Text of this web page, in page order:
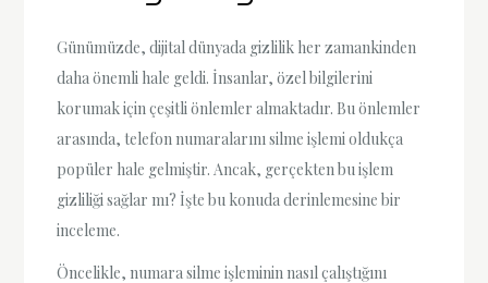
Günümüzde, dijital dünyada gizlilik her zamankinden
daha önemli hale geldi. İnsanlar, özel bilgilerini
korumak için çeşitli önlemler almaktadır. Bu önlemler
arasında, telefon numaralarını silme işlemi oldukça
popüler hale gelmiştir. Ancak, gerçekten bu işlem
gizliliği sağlar mı? İşte bu konuda derinlemesine bir
inceleme.
Öncelikle, numara silme işleminin nasıl çalıştığını